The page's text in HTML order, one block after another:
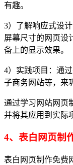
有趣。
3）了解响应式设
屏幕尺寸的网页设
备上的显示效果。
4）实践项目：通
子商务网站等，来
通过学习网站网页
并将其应用到实际
4、表白网页制
表白网页制作免费